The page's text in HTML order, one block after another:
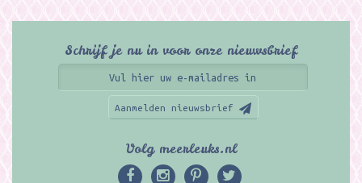
Schrijf je nu in voor onze nieuwsbrief
Aanmelden nieuwsbrief
Volg meerleuks.nl